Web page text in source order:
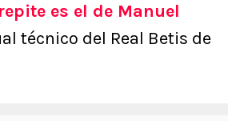
es el de Manuel
técnico del Real Betis de